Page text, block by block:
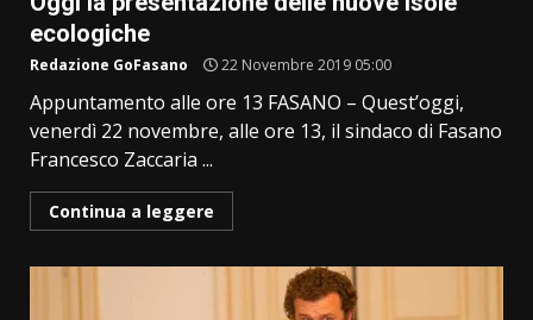
ecologiche
Redazione GoFasano 22 Novembre 2019 05:00
Appuntamento alle ore 13 FASANO – Quest’oggi,
venerdì 22 novembre, alle ore 13, il sindaco di Fasano
Francesco Zaccaria ...
Continua a leggere